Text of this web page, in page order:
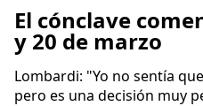
El cónclave
y 20 de marzo
Lombardi: "Yo no sentía
pero es una decisión muy